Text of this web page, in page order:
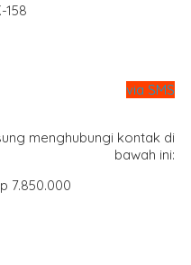
158
via SMS
menghubungi kontak di
bawah ini:
7.850.000